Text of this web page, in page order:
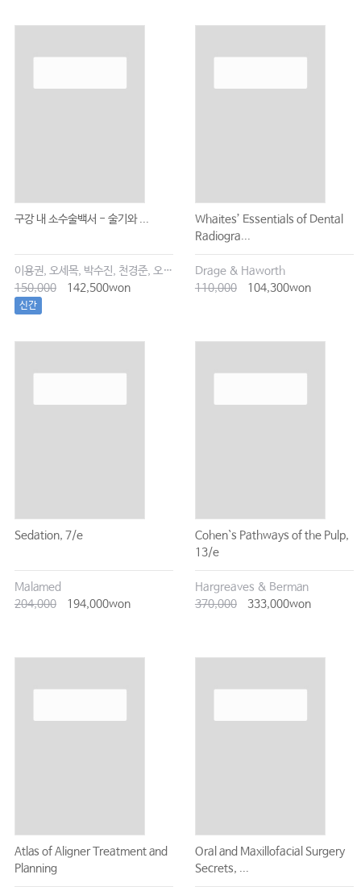
구강 내 소수술백서 - 술기와 ...
이용권, 오세목, 박수진, 천경준, 오한솔
150,000
142,500won
신간
Whaites’ Essentials of Dental
Radiogra...
Drage & Haworth
110,000
104,300won
Sedation, 7/e
Malamed
204,000
194,000won
Cohen`s Pathways of the Pulp,
13/e
Hargreaves & Berman
370,000
333,000won
Atlas of Aligner Treatment and
Planning
Oral and Maxillofacial Surgery
Secrets, ...